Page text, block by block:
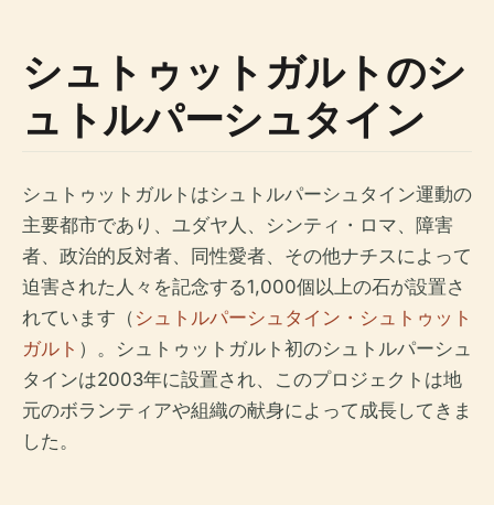
シュトゥットガルトのシ
ュトルパーシュタイン
シュトゥットガルトはシュトルパーシュタイン運動の
主要都市であり、ユダヤ人、シンティ・ロマ、障害
者、政治的反対者、同性愛者、その他ナチスによって
迫害された人々を記念する1,000個以上の石が設置さ
れています（ シュトルパーシュタイン・シュトゥット
ガルト ）。シュトゥットガルト初のシュトルパーシュ
タインは2003年に設置され、このプロジェクトは地
元のボランティアや組織の献身によって成長してきま
した。